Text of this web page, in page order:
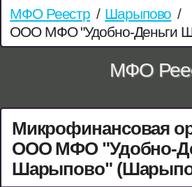
МФО Реестр / Шарыпово /
ООО МФО "Удобно-Деньги
МФО
Микрофинансовая
ООО МФО "Удобно-
Шарыпово"